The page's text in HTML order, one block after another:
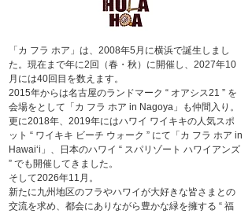
「カ フラ ホア」は、2008年5月に横浜で誕生しまし
た。現在まで年に2回（春・秋）に開催し、2027年10
月には40回目を数えます。
2015年からは名古屋のランドマーク “ オアシス21 ” を
会場をとして「カ フラ ホア in Nagoya」も仲間入り。
更に2018年、2019年にはハワイ ​ ワイキキの人気スポ
ット “ ワイキキ ビーチ ウォーク ” にて 「カ フラ ホア in
Hawaiʻi」、日本のハワイ “ スパリゾート ハワイアンズ
” でも 開催してきました。
そして2026年11月。
新たに九州地区のフラやハワイが大好きな皆さまとの
交流を求め、都会にありながら豊かな緑を擁する “ 福